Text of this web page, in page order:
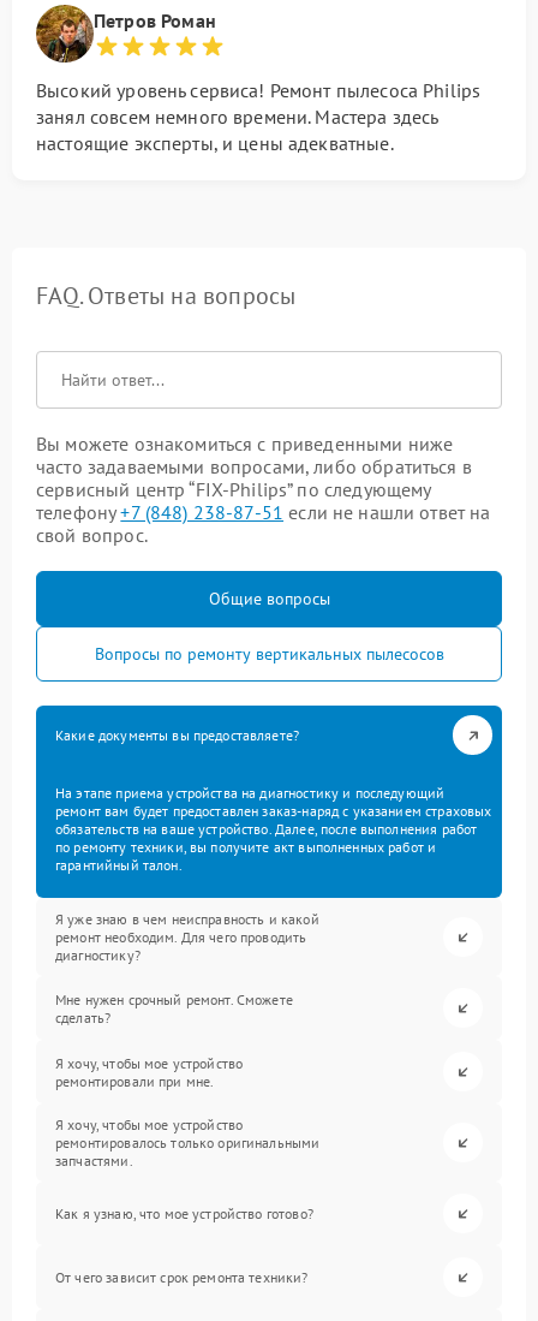
Петров Роман
Высокий уровень сервиса! Ремонт пылесоса Philips
занял совсем немного времени. Мастера здесь
настоящие эксперты, и цены адекватные.
FAQ. Ответы на вопросы
Вы можете ознакомиться с приведенными ниже
часто задаваемыми вопросами, либо обратиться в
сервисный центр “FIX-Philips” по следующему
телефону+7 (848) 238-87-51 если не нашли ответ на
свой вопрос.
Общие вопросы
Вопросы по ремонту вертикальных пылесосов
Какие документы вы предоставляете?
На этапе приема устройства на диагностику и последующий
ремонт вам будет предоставлен заказ-наряд с указанием страховых
обязательств на ваше устройство. Далее, после выполнения работ
по ремонту техники, вы получите акт выполненных работ и
гарантийный талон.
Я уже знаю в чем неисправность и какой
ремонт необходим. Для чего проводить
диагностику?
Мне нужен срочный ремонт. Сможете
сделать?
Я хочу, чтобы мое устройство
ремонтировали при мне.
Я хочу, чтобы мое устройство
ремонтировалось только оригинальными
запчастями.
Как я узнаю, что мое устройство готово?
От чего зависит срок ремонта техники?